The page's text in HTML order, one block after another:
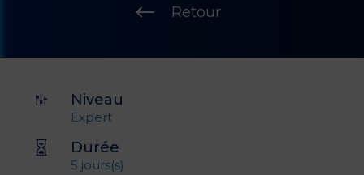
# Retour
g Niveau
Expert
 Durée
5 jours(s)